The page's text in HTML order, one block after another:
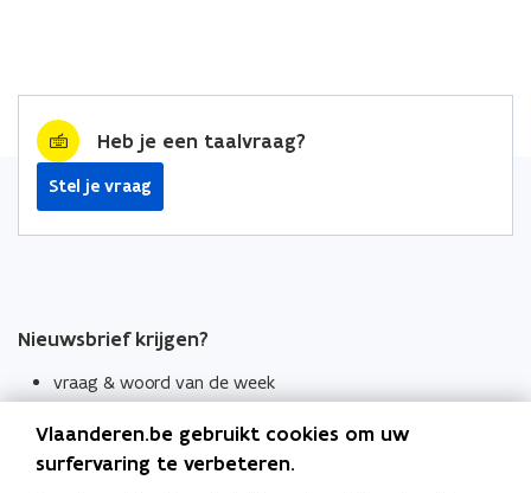
Heb je een taalvraag?
Stel je vraag
Nieuwsbrief krijgen?
vraag & woord van de week
Schrijf je in
Vlaanderen.be gebruikt cookies om uw
surfervaring te verbeteren.